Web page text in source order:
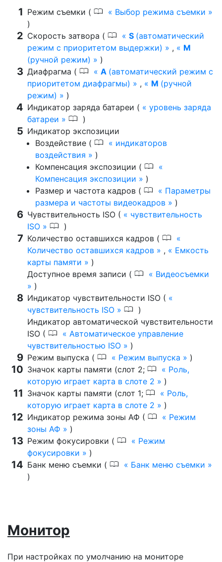
Режим съемки ( 0
Выбор режима съемки
)
Скорость затвора ( 0 S (автоматический
режим с приоритетом выдержки)
,
M
(ручной режим)
)
Диафрагма ( 0 A (автоматический режим с
приоритетом диафрагмы)
, M (ручной
режим)
)
Индикатор заряда батареи (
уровень заряда
батареи
0 )
Индикатор экспозиции
Воздействие ( 0
индикаторов
воздействия
)
Компенсация экспозиции ( 0
Компенсация экспозиции
)
Размер и частота кадров ( 0
Параметры
размера и частоты видеокадров
)
Чувствительность ISO (
чувствительность
ISO
0 )
Количество оставшихся кадров ( 0
Количество оставшихся кадров ,
Емкость
карты памяти
)
Доступное время записи ( 0
Видеосъемки
)
Индикатор чувствительности ISO (
чувствительность ISO
0 )
Индикатор автоматической чувствительности
ISO ( 0
Автоматическое управление
чувствительностью ISO
)
Режим выпуска ( 0 Режим выпуска
)
Значок карты памяти (слот 2; 0
Роль,
которую играет карта в слоте 2
)
Значок карты памяти (слот 1; 0
Роль,
которую играет карта в слоте 2
)
Индикатор режима зоны АФ ( 0
Режим
зоны АФ
)
Режим фокусировки ( 0
Режим
фокусировки
)
Банк меню съемки ( 0
Банк меню съемки
)
Монитор
При настройках по умолчанию на мониторе